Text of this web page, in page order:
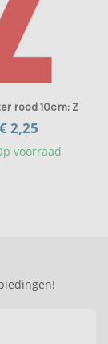
rood 10cm: Z
€ 2,25
voorraad